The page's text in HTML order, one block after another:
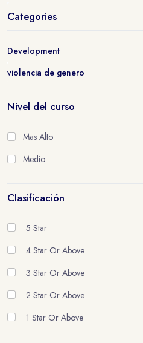
Categories
Development
violencia de genero
Nivel del curso
Mas Alto
Medio
Clasificación
5 Star
4 Star Or Above
3 Star Or Above
2 Star Or Above
1 Star Or Above